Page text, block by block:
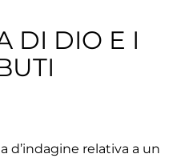
DI DIO E I
d’indagine relativa a un